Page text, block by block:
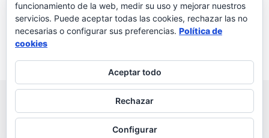
corazón!
Palabras a la vida
© 2026 Palabras a la vidaRegala palabras a tus seres
queridos
Política de privacidad
funcionamiento de la web, medir su uso y mejorar nuestros
servicios. Puede aceptar todas las cookies, rechazar las no
necesarias o configurar sus preferencias. Política de
cookies
Aceptar todo
Rechazar
Configurar